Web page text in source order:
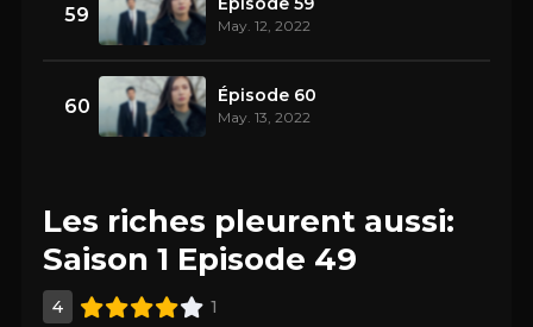
59 May. 12, 2022
60 Épisode 60
May. 13, 2022
Les riches pleurent aussi:
Saison 1 Episode 49
4
1